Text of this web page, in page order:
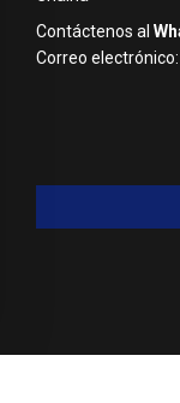
Contáctenos al
Correo